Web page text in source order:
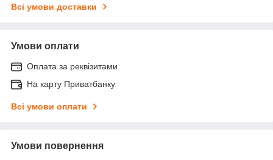
Всі умови доставки
Умови оплати
Оплата за реквізитами
На карту Приватбанку
Всі умови оплати
Умови повернення